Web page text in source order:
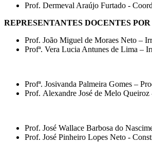
Prof. Dermeval Araújo Furtado -
REPRESENTANTES DOCENTES
Prof. João Miguel de Moraes Neto –
Profª. Vera Lucia Antunes de Lima –
Profª. Josivanda Palmeira Gomes –
Prof. Alexandre José de Melo Queiroz
Prof. José Wallace Barbosa do
Prof. José Pinheiro Lopes Neto -